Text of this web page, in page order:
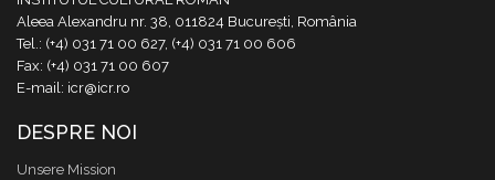
Aleea Alexandru nr. 38, 011824 București, România
Tel.: (+4) 031 71 00 627, (+4) 031 71 00 606
Fax: (+4) 031 71 00 607
E-mail: icr@icr.ro
DESPRE NOI
Unsere Mission